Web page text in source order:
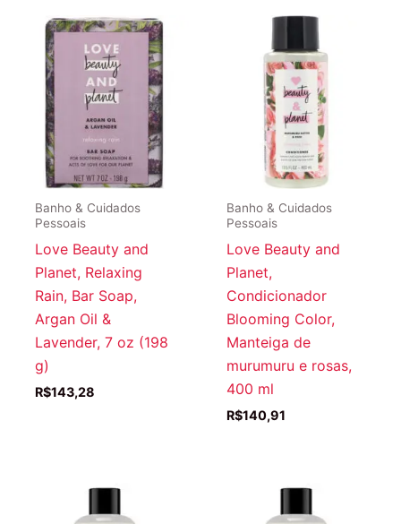
Banho & Cuidados
Pessoais
Love Beauty and
Planet, Relaxing
Rain, Bar Soap,
Argan Oil &
Lavender, 7 oz (198
g)
R$143,28
Banho & Cuidados
Pessoais
Love Beauty and
Planet,
Condicionador
Blooming Color,
Manteiga de
murumuru e rosas,
400 ml
R$140,91